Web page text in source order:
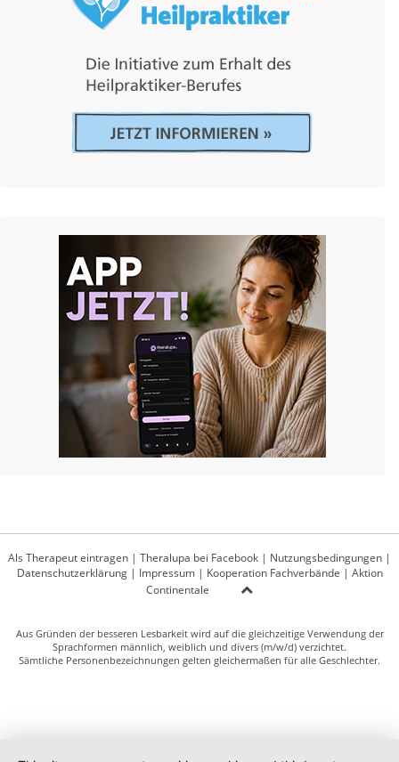
Als Therapeut eintragen | Theralupa bei Facebook | Nutzungsbedingungen |
Datenschutzerklärung| Impressum| Kooperation Fachverbände | Aktion
Continentale
Aus Gründen der besseren Lesbarkeit wird auf die gleichzeitige Verwendung der
Sprachformen männlich, weiblich und divers (m/w/d) verzichtet.
Sämtliche Personenbezeichnungen gelten gleichermaßen für alle Geschlechter.